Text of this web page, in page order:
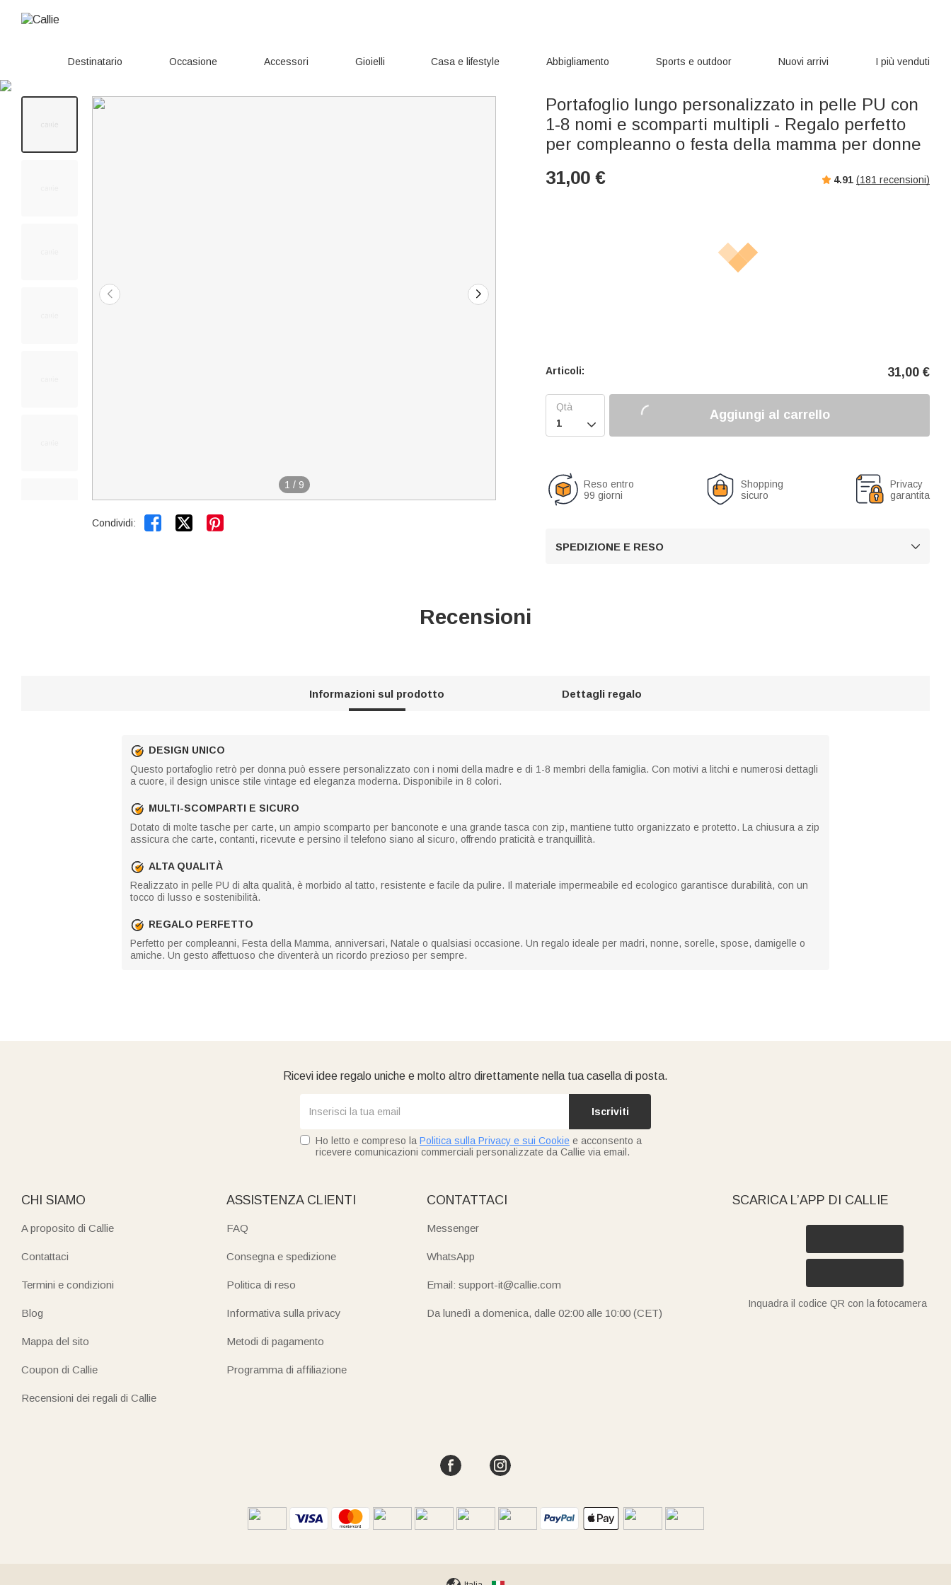
Destinatario Occasione Accessori Gioielli Casa e lifestyle Abbigliamento Sports e outdoor Nuovi arrivi I più venduti
1 / 9
Condividi:  
Portafoglio lungo personalizzato in pelle PU con
1-8 nomi e scomparti multipli - Regalo perfetto
per compleanno o festa della mamma per donne
31,00 € 4.91 (181 recensioni)
Articoli: 31,00 €

Aggiungi al carrello
Reso entro
99 giorni
Shopping
sicuro
Privacy
garantita
SPEDIZIONE E RESO 
Recensioni
Informazioni sul prodotto Dettagli regalo
DESIGN UNICO
Questo portafoglio retrò per donna può essere personalizzato con i nomi della madre e di 1-8 membri della famiglia. Con motivi a litchi e numerosi dettagli
a cuore, il design unisce stile vintage ed eleganza moderna. Disponibile in 8 colori.
MULTI-SCOMPARTI E SICURO
Dotato di molte tasche per carte, un ampio scomparto per banconote e una grande tasca con zip, mantiene tutto organizzato e protetto. La chiusura a zip
assicura che carte, contanti, ricevute e persino il telefono siano al sicuro, offrendo praticità e tranquillità.
ALTA QUALITÀ
Realizzato in pelle PU di alta qualità, è morbido al tatto, resistente e facile da pulire. Il materiale impermeabile ed ecologico garantisce durabilità, con un
tocco di lusso e sostenibilità.
REGALO PERFETTO
Perfetto per compleanni, Festa della Mamma, anniversari, Natale o qualsiasi occasione. Un regalo ideale per madri, nonne, sorelle, spose, damigelle o
amiche. Un gesto affettuoso che diventerà un ricordo prezioso per sempre.
Ricevi idee regalo uniche e molto altro direttamente nella tua casella di posta.
Iscriviti
Ho letto e compreso la Politica sulla Privacy e sui Cookie e acconsento a
ricevere comunicazioni commerciali personalizzate da Callie via email.
CHI SIAMO
A proposito di Callie
Contattaci
Termini e condizioni
Blog
Mappa del sito
Coupon di Callie
Recensioni dei regali di Callie
ASSISTENZA CLIENTI
FAQ
Consegna e spedizione
Politica di reso
Informativa sulla privacy
Metodi di pagamento
Programma di affiliazione
CONTATTACI
Messenger
WhatsApp
Email: support-it@callie.com
Da lunedì a domenica, dalle 02:00 alle 10:00 (CET)
SCARICA L’APP DI CALLIE
Inquadra il codice QR con la fotocamera